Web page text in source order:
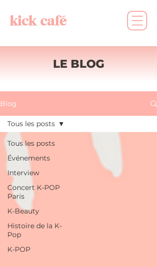
kick café
LE BLOG
Blog
Tous les posts
Événements
Interview
Concert K-POP
Paris
K-Beauty
Histoire de la K-
Pop
K-POP
Tous les posts